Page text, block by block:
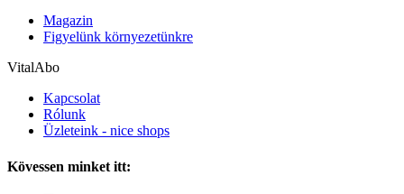
Magazin
Figyelünk környezetünkre
VitalAbo
Kapcsolat
Rólunk
Üzleteink - nice shops
Kövessen minket itt: